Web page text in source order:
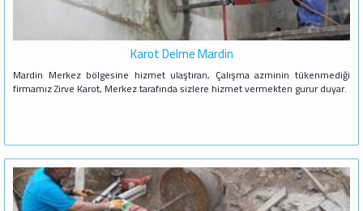
Karot Delme Mardin
Mardin Merkez bölgesine hizmet ulaştıran, Çalışma azminin tükenmediği
firmamız Zirve Karot, Merkez tarafında sizlere hizmet vermekten gurur duyar.